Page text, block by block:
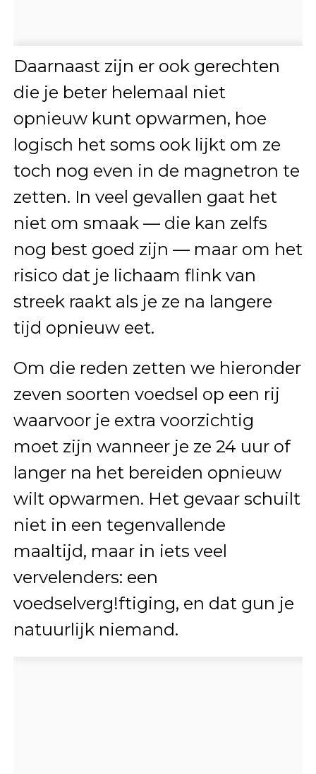
Daarnaast zijn er ook gerechten
die je beter helemaal niet
opnieuw kunt opwarmen, hoe
logisch het soms ook lijkt om ze
toch nog even in de magnetron te
zetten. In veel gevallen gaat het
niet om smaak — die kan zelfs
nog best goed zijn — maar om het
risico dat je lichaam flink van
streek raakt als je ze na langere
tijd opnieuw eet.
Om die reden zetten we hieronder
zeven soorten voedsel op een rij
waarvoor je extra voorzichtig
moet zijn wanneer je ze 24 uur of
langer na het bereiden opnieuw
wilt opwarmen. Het gevaar schuilt
niet in een tegenvallende
maaltijd, maar in iets veel
vervelenders: een
voedselverg!ftiging, en dat gun je
natuurlijk niemand.